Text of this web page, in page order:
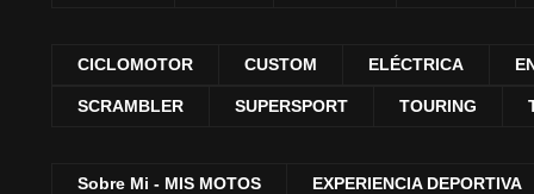
CICLOMOTOR CUSTOM ELÉCTRICA
SCRAMBLER SUPERSPORT TOURING
Sobre Mi - MIS MOTOS EXPERIENCIA DEPORTIVA